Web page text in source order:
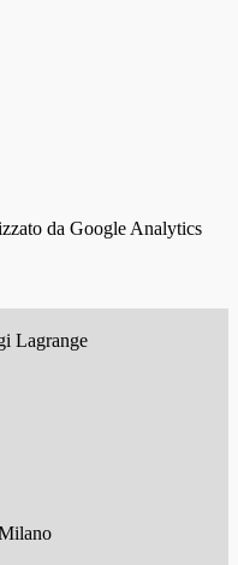
da Google Analytics
Lagrange